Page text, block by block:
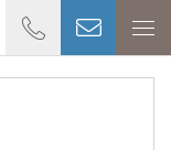
受付